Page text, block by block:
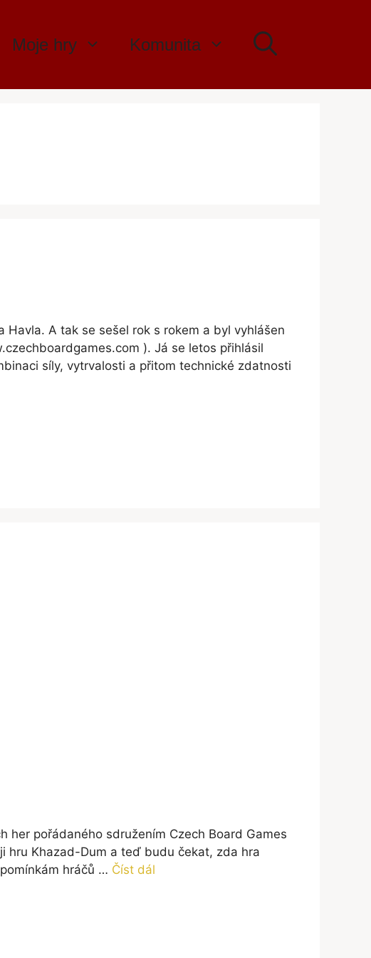
Moje hry Komunita
A tak se sešel rok s rokem a byl vyhlášen
). Já se letos přihlásil
síly, vytrvalosti a přitom technické zdatnosti
pořádaného sdružením Czech Board Games
hru Khazad-Dum a teď budu čekat, zda hra
hráčů … Číst dál